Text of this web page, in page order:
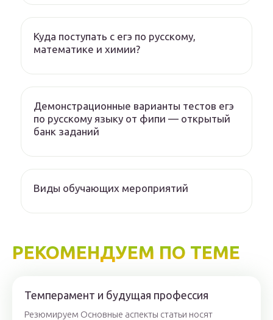
Куда поступать с егэ по русскому,
математике и химии?
Демонстрационные варианты тестов егэ
по русскому языку от фипи — открытый
банк заданий
Виды обучающих мероприятий
РЕКОМЕНДУЕМ ПО ТЕМЕ
Темперамент и будущая профессия
Резюмируем Основные аспекты статьи носят